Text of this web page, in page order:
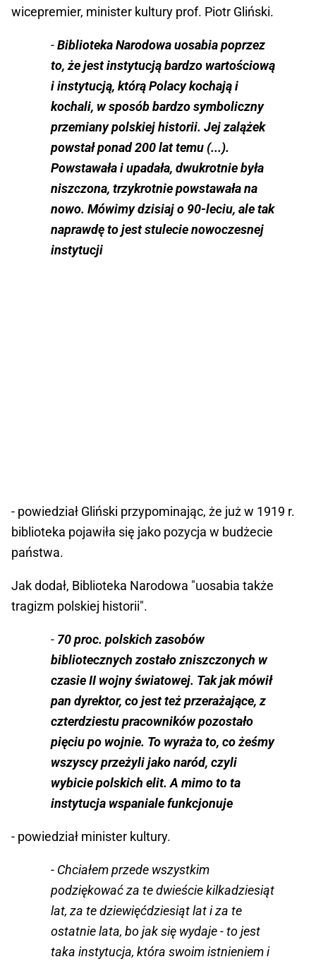
wicepremier, minister kultury prof. Piotr Gliński.
-Biblioteka Narodowa uosabia poprzez
to, że jest instytucją bardzo wartościową
i instytucją, którą Polacy kochają i
kochali, w sposób bardzo symboliczny
przemiany polskiej historii. Jej zalążek
powstał ponad 200 lat temu (...).
Powstawała i upadała, dwukrotnie była
niszczona, trzykrotnie powstawała na
nowo. Mówimy dzisiaj o 90-leciu, ale tak
naprawdę to jest stulecie nowoczesnej
instytucji
- powiedział Gliński przypominając, że już w 1919 r.
biblioteka pojawiła się jako pozycja w budżecie
państwa.
Jak dodał, Biblioteka Narodowa "uosabia także
tragizm polskiej historii".
- 70 proc. polskich zasobów
bibliotecznych zostało zniszczonych w
czasie II wojny światowej. Tak jak mówił
pan dyrektor, co jest też przerażające, z
czterdziestu pracowników pozostało
pięciu po wojnie. To wyraża to, co żeśmy
wszyscy przeżyli jako naród, czyli
wybicie polskich elit. A mimo to ta
instytucja wspaniale funkcjonuje
- powiedział minister kultury.
- Chciałem przede wszystkim
podziękować za te dwieście kilkadziesiąt
lat, za te dziewięćdziesiąt lat i za te
ostatnie lata, bo jak się wydaje - to jest
taka instytucja, która swoim istnieniem i